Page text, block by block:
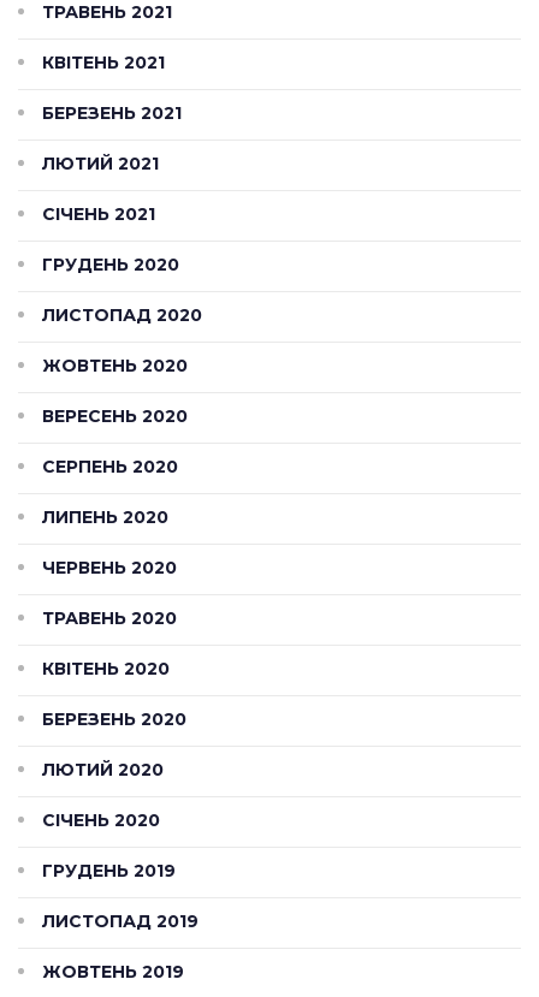
ТРАВЕНЬ 2021
КВІТЕНЬ 2021
БЕРЕЗЕНЬ 2021
ЛЮТИЙ 2021
СІЧЕНЬ 2021
ГРУДЕНЬ 2020
ЛИСТОПАД 2020
ЖОВТЕНЬ 2020
ВЕРЕСЕНЬ 2020
СЕРПЕНЬ 2020
ЛИПЕНЬ 2020
ЧЕРВЕНЬ 2020
ТРАВЕНЬ 2020
КВІТЕНЬ 2020
БЕРЕЗЕНЬ 2020
ЛЮТИЙ 2020
СІЧЕНЬ 2020
ГРУДЕНЬ 2019
ЛИСТОПАД 2019
ЖОВТЕНЬ 2019